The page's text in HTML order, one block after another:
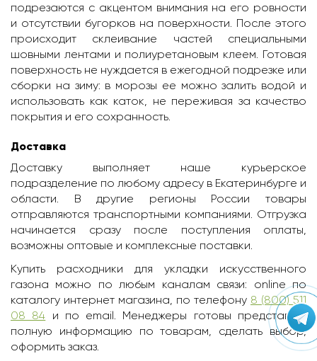
подрезаются с акцентом внимания на его ровности
и отсутствии бугорков на поверхности. После этого
происходит склеивание частей специальными
шовными лентами и полиуретановым клеем. Готовая
поверхность не нуждается в ежегодной подрезке или
сборки на зиму: в морозы ее можно залить водой и
использовать как каток, не переживая за качество
покрытия и его сохранность.
Доставка
Доставку выполняет наше курьерское
подразделение по любому адресу в Екатеринбурге и
области. В другие регионы России товары
отправляются транспортными компаниями. Отгрузка
начинается сразу после поступления оплаты,
возможны оптовые и комплексные поставки.
Купить расходники для укладки искусственного
газона можно по любым каналам связи: online по
каталогу интернет магазина, по телефону 8 (800) 511
08 84 и по email. Менеджеры готовы представить
полную информацию по товарам, сделать выбор,
оформить заказ.